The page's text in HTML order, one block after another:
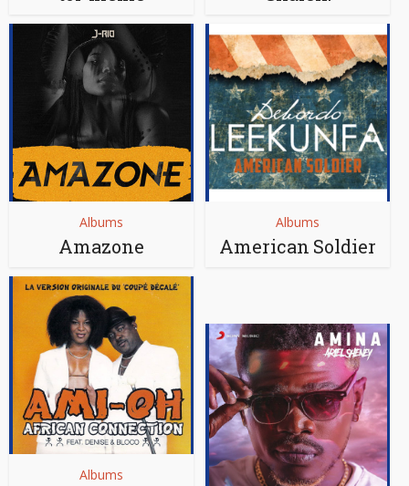
Albums
Amazone
Albums
American Soldier
Albums